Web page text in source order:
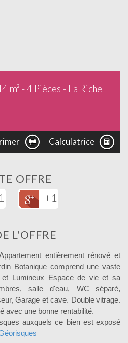
m² - 4 Pièces - La Riche
Calculatrice
OFFRE
+1
L'OFFRE
entièrement rénové et
Botanique comprend une vaste
et Lumineux Espace de vie et sa
salle d'eau, WC séparé,
Garage et cave. Double vitrage.
avec une bonne rentabilité.
auxquels ce bien est exposé